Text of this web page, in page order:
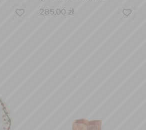
285,00 zł